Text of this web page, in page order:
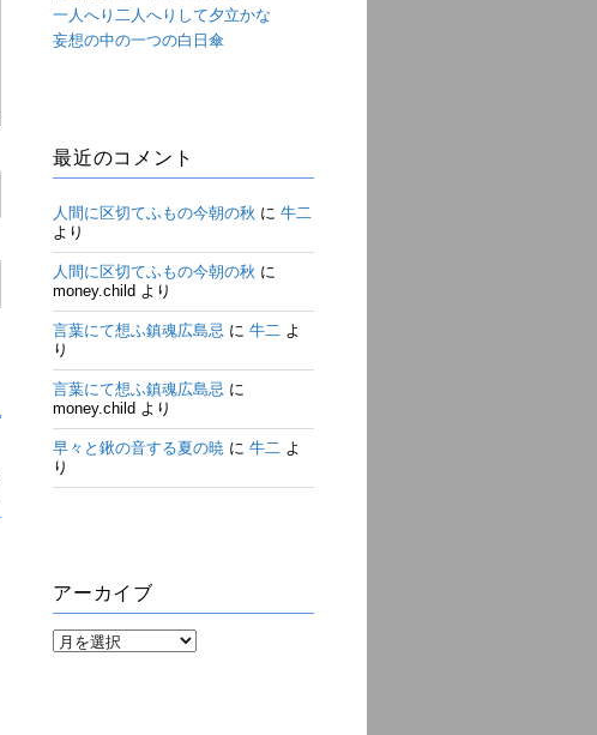
一人へり二人へりして夕立かな
妄想の中の一つの白日傘
最近のコメント
人間に区切てふもの今朝の秋 に牛二
より
人間に区切てふもの今朝の秋 に
money.child より
言葉にて想ふ鎮魂広島忌 に牛二 よ
り
言葉にて想ふ鎮魂広島忌 に
money.child より
早々と鍬の音する夏の暁 に牛二 よ
り
アーカイブ
ア